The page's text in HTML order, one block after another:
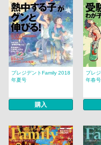
プレジデントFamily 2018
年夏号
購入
プレ
年春号